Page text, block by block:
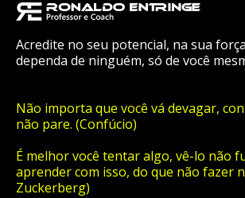
Acredite no seu potencial, na sua
dependa de ninguém, só de você
Não importa que você vá devagar,
não pare. (Confúcio)
É melhor você tentar algo, vê-lo não
aprender com isso, do que não fazer
Zuckerberg)